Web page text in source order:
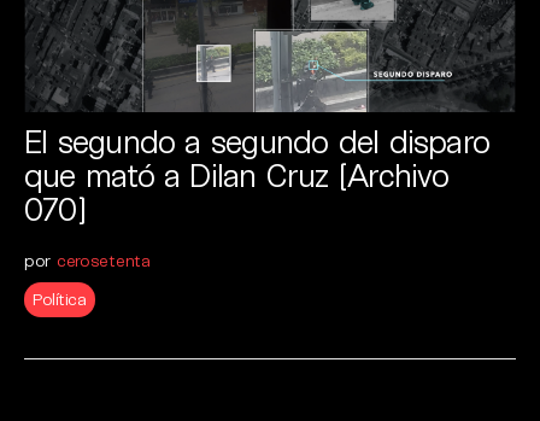
El segundo a segundo del disparo
que mató a Dilan Cruz [Archivo
070]
por cerosetenta
Política